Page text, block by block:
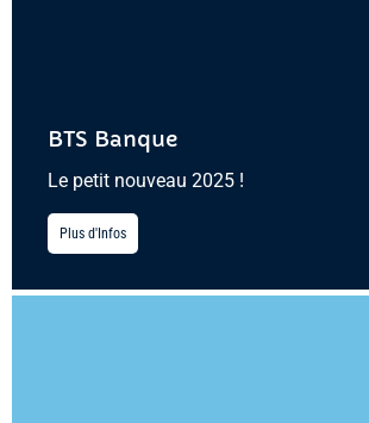
BTS Banque
Le petit nouveau 2025 !
Plus d'Infos